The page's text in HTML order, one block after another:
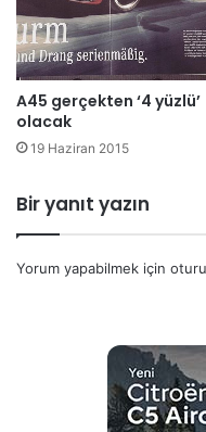
A45 gerçekten ‘4 yüzlü’
olacak
19 Haziran 2015
Bir yanıt yazın
Yorum yapabilmek için